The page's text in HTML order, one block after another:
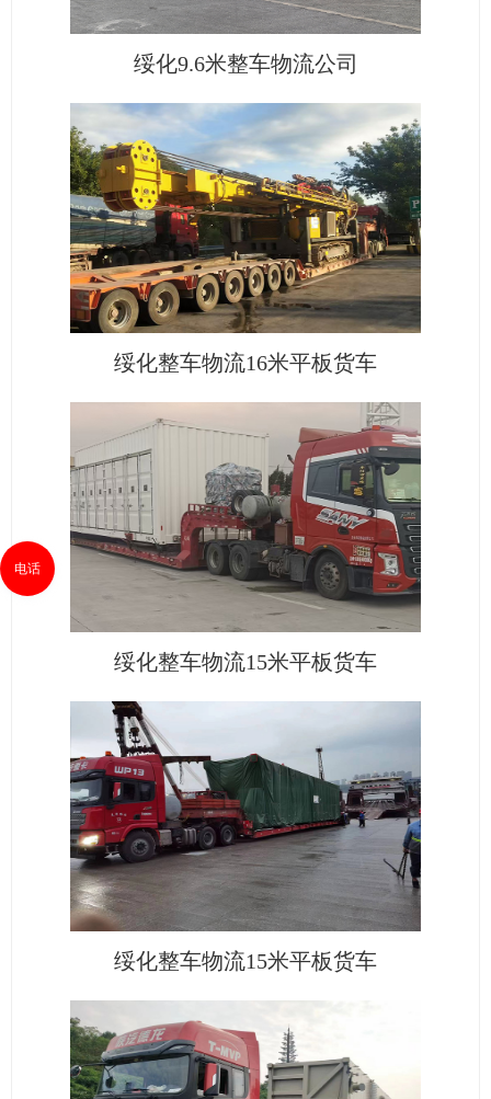
绥化9.6米整车物流公司
绥化整车物流16米平板货车
绥化整车物流15米平板货车
绥化整车物流15米平板货车
电话